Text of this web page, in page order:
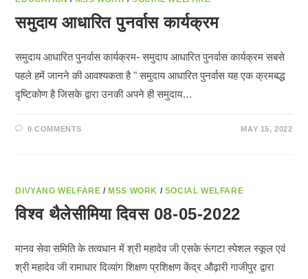
समुदाय आधारित पुनर्वास कार्यक्रम
समुदाय आधारित पुनर्वास कार्यक्रम- समुदाय आधारित पुनर्वास कार्यक्रम सबसे
पहले हमें जानने की आवश्यकता है " समुदाय आधारित पुनर्वास यह एक क्रमबद्ध
दृष्टिकोण है जिसके द्वारा उनकी अपने ही समुदाय…
0 COMMENTS MAY 15, 2022
DIVYANG WELFARE / MSS WORK / SOCIAL WELFARE
विश्व थैलेसीमिया दिवस 08-05-2022
मानव सेवा समिति के तत्वधान में श्री महादेव जी एसके रूंगटा स्पेशल स्कूल एवं
श्री महादेव जी रामाधार दिव्यांग शिक्षण प्रशिक्षण केंद्र औढ़ारी गाजीपुर द्वारा